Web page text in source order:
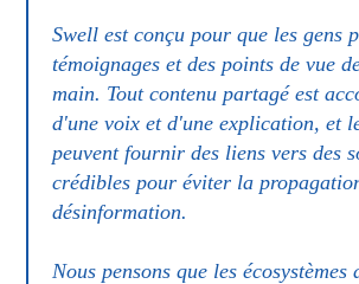
Swell est conçu pour que les gens
témoignages et des points de vue
main. Tout contenu partagé est
d'une voix et d'une explication, et
peuvent fournir des liens vers des
crédibles pour éviter la
désinformation.
Nous pensons que les écosystèmes